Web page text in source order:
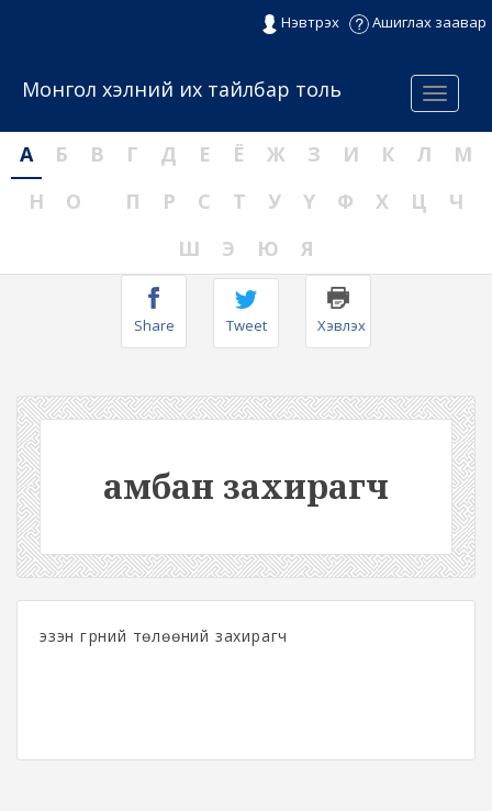
Нэвтрэх Ашиглах заавар
Menu
Монгол хэлний их тайлбар толь
А Б В Г Д Е Ё Ж З И К Л
М
Н
О П Р С Т У Ү Ф Х Ц
Ч
Ш
Э Ю Я
Share Tweet Хэвлэх
амбан захирагч
эзэн гүрний төлөөний захирагч